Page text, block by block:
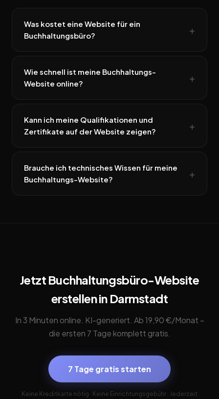
Was kostet eine Website für ein
Buchhaltungsbüro?
Wie schnell ist meine Buchhaltungs-
Website online?
Kann ich meine Qualifikationen und
Zertifikate auf der Website zeigen?
Brauche ich technisches Wissen für meine
Buchhaltungs-Website?
Jetzt Buchhaltungsbüro-Website
erstellen in Darmstadt
In 3 Minuten online. KI-generiert. Ab 19,90 €/Monat –
die ersten 7 Tage komplett gratis.
7 Tage gratis starten
Keine Kreditkarte nötig · Keine Einrichtungsgebühr · Jederzeit